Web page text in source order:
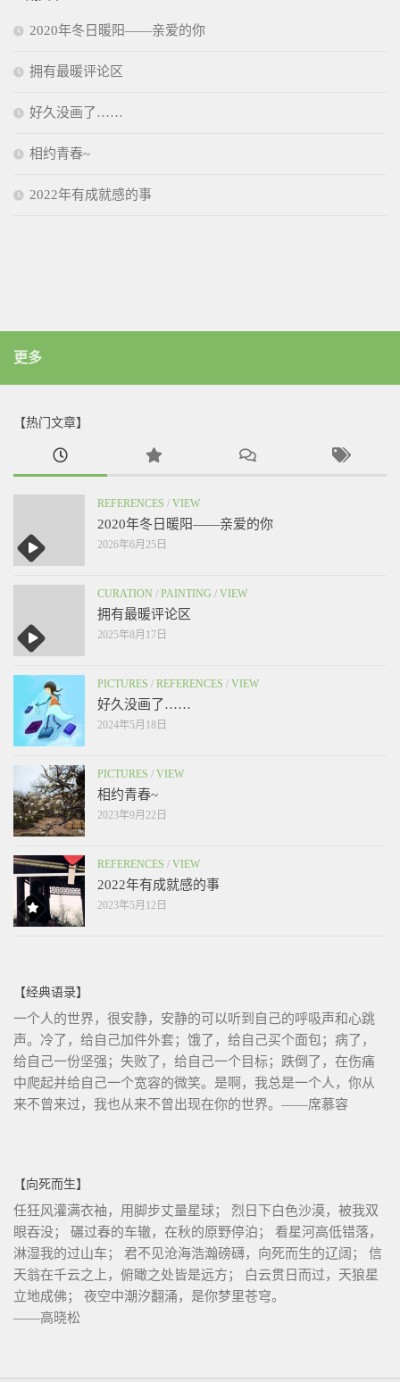
2020年冬日暖阳——亲爱的你
拥有最暖评论区
好久没画了……
相约青春~
2022年有成就感的事
更多
【热门文章】
REFERENCES / VIEW
2020年冬日暖阳——亲爱的你
2026年6月25日
CURATION / PAINTING / VIEW
拥有最暖评论区
2025年8月17日
PICTURES / REFERENCES / VIEW
好久没画了……
2024年5月18日
PICTURES / VIEW
相约青春~
2023年9月22日
REFERENCES / VIEW
2022年有成就感的事
2023年5月12日
【经典语录】
一个人的世界，很安静，安静的可以听到自己的呼吸声和心跳
声。冷了，给自己加件外套；饿了，给自己买个面包；病了，
给自己一份坚强；失败了，给自己一个目标；跌倒了，在伤痛
中爬起并给自己一个宽容的微笑。是啊，我总是一个人，你从
来不曾来过，我也从来不曾出现在你的世界。——席慕容
【向死而生】
任狂风灌满衣袖，用脚步丈量星球； 烈日下白色沙漠，被我双
眼吞没； 碾过春的车辙，在秋的原野停泊； 看星河高低错落，
淋湿我的过山车； 君不见沧海浩瀚磅礴，向死而生的辽阔； 信
天翁在千云之上，俯瞰之处皆是远方； 白云贯日而过，天狼星
立地成佛； 夜空中潮汐翻涌，是你梦里苍穹。
——高晓松